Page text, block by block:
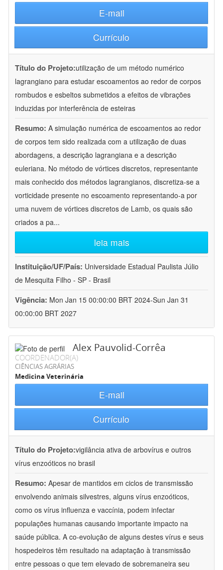
E-mail
Currículo
Título do Projeto:utilização de um método numérico
lagrangiano para estudar escoamentos ao redor de corpos
rombudos e esbeltos submetidos a efeitos de vibrações
induzidas por interferência de esteiras
Resumo: A simulação numérica de escoamentos ao redor
de corpos tem sido realizada com a utilização de duas
abordagens, a descrição lagrangiana e a descrição
euleriana. No método de vórtices discretos, representante
mais conhecido dos métodos lagrangianos, discretiza-se a
vorticidade presente no escoamento representando-a por
uma nuvem de vórtices discretos de Lamb, os quais são
criados a pa...
leia mais
Instituição/UF/País: Universidade Estadual Paulista Júlio
de Mesquita Filho - SP - Brasil
Vigência: Mon Jan 15 00:00:00 BRT 2024-Sun Jan 31
00:00:00 BRT 2027
Alex Pauvolid-Corrêa
COORDENADOR(A)
CIÊNCIAS AGRÁRIAS
Medicina Veterinária
E-mail
Currículo
Título do Projeto:vigilância ativa de arbovírus e outros
vírus enzoóticos no brasil
Resumo: Apesar de mantidos em ciclos de transmissão
envolvendo animais silvestres, alguns vírus enzoóticos,
como os vírus influenza e vaccínia, podem infectar
populações humanas causando importante impacto na
saúde pública. A co-evolução de alguns destes vírus e seus
hospedeiros têm resultado na adaptação à transmissão
entre pessoas o que tem elevado de sobremaneira seu